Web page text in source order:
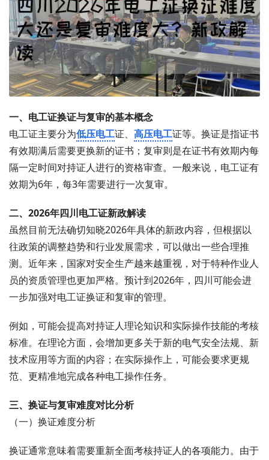
一、电工证换证与复审的基本概念
电工证主要分为低压电工证、 高压电工证等。换证是指证书
有效期满后需要更换新的证书；复审则是在证书有效期内每
隔一定时间对持证人进行的资格审查。一般来说，电工证有
效期为6年，每3年需要进行一次复审。
二、2026年四川电工证新政解读
虽然目前无法确切知晓2026年具体的新政内容，但根据以
往政策的调整趋势和行业发展需求，可以做出一些合理推
测。近年来，国家对安全生产越来越重视，对于特种作业人
员的资质管理也更加严格。预计到2026年，四川可能会进
一步加强对电工证换证和复审的管理。
例如，可能会提高对持证人理论知识和实际操作技能的考核
标准。在理论方面，会增加更多关于新的电气安全法规、新
技术应用等方面的内容；在实际操作上，可能会要求更规
范、更精准地完成各种电工操作任务。
三、换证与复审难度对比分析
（一）换证难度分析
换证通常意味着需要重新全面考核持证人的各项能力。由于